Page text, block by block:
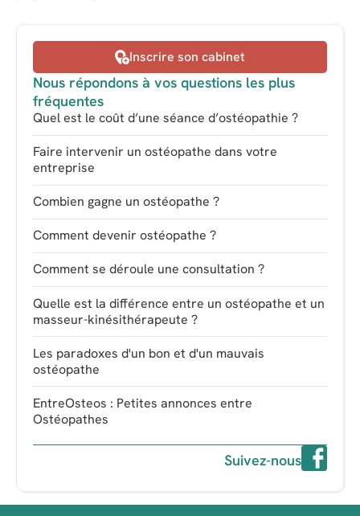
Inscrire son cabinet
Nous répondons à vos questions les plus
fréquentes
Quel est le coût d’une séance d’ostéopathie ?
Faire intervenir un ostéopathe dans votre
entreprise
Combien gagne un ostéopathe ?
Comment devenir ostéopathe ?
Comment se déroule une consultation ?
Quelle est la différence entre un ostéopathe et un
masseur-kinésithérapeute ?
Les paradoxes d'un bon et d'un mauvais
ostéopathe
EntreOsteos : Petites annonces entre
Ostéopathes
Suivez-nous